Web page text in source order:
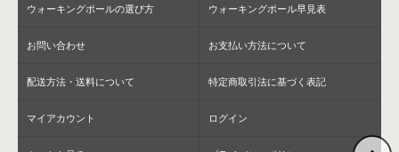
ウォーキングポールの選び方 ウォーキングポール早見表
お問い合わせ お支払い方法について
配送方法・送料について 特定商取引法に基づく表記
マイアカウント ログイン